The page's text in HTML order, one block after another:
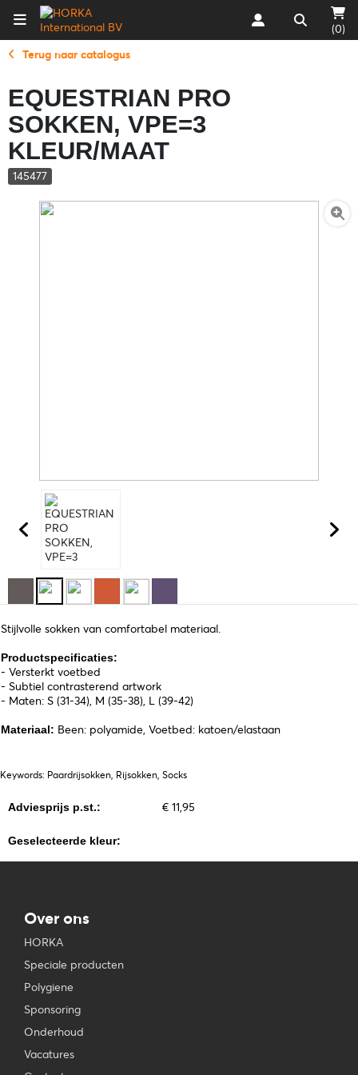
(0)
Terug naar catalogus
EQUESTRIAN PRO
SOKKEN, VPE=3
KLEUR/MAAT
145477
Stijlvolle sokken van comfortabel materiaal.
Productspecificaties:
- Versterkt voetbed
- Subtiel contrasterend artwork
- Maten: S (31-34), M (35-38), L (39-42)
Materiaal: Been: polyamide, Voetbed: katoen/elastaan
Keywords: Paardrijsokken, Rijsokken, Socks
Adviesprijs p.st.: € 11,95
Geselecteerde kleur:
Over ons
HORKA
Speciale producten
Polygiene
Sponsoring
Onderhoud
Vacatures